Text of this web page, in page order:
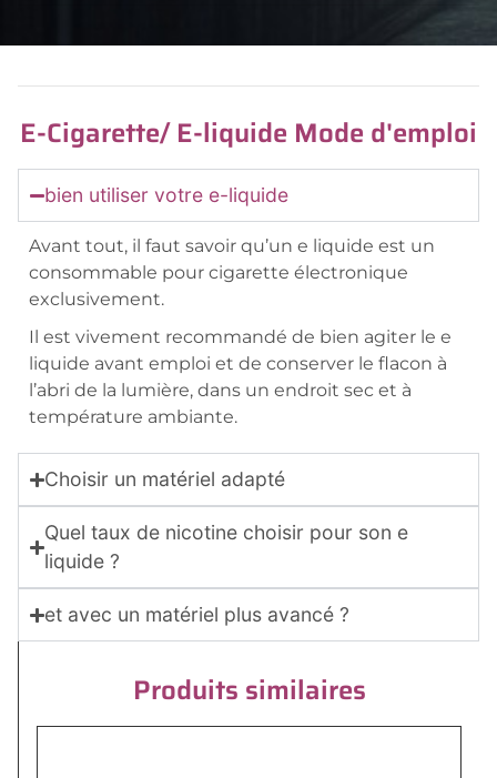
E-Cigarette/ E-liquide Mode d'emploi
bien utiliser votre e-liquide
Avant tout, il faut savoir qu’un e liquide est un
consommable pour cigarette électronique
exclusivement.
Il est vivement recommandé de bien agiter le e
liquide avant emploi et de conserver le flacon à
l’abri de la lumière, dans un endroit sec et à
température ambiante.
Choisir un matériel adapté
Quel taux de nicotine choisir pour son e
liquide ?
et avec un matériel plus avancé ?
Produits similaires